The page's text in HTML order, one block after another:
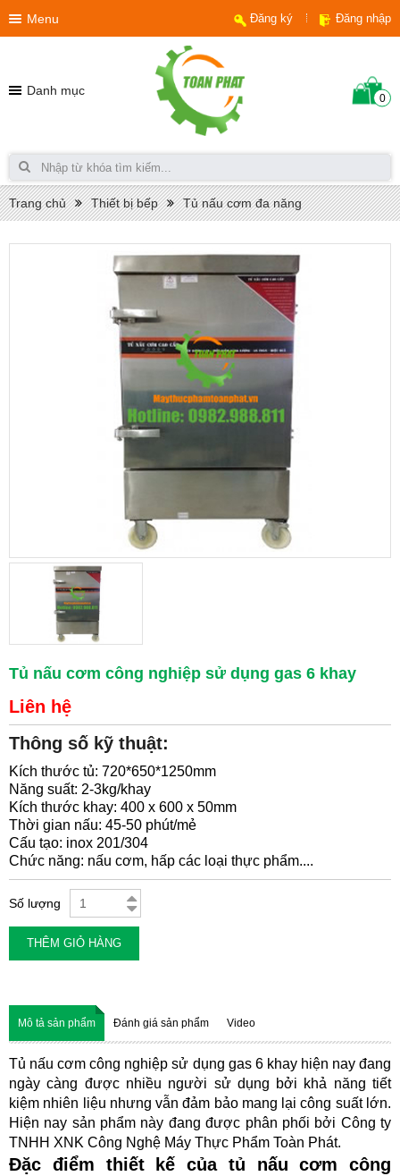
Menu Đăng ký Đăng nhập
Danh mục
0
Trang chủ Thiết bị bếp Tủ nấu cơm đa năng
Tủ nấu cơm công nghiệp sử dụng gas 6 khay
Liên hệ
Thông số kỹ thuật:
Kích thước tủ: 720*650*1250mm
Năng suất: 2-3kg/khay
Kích thước khay: 400 x 600 x 50mm
Thời gian nấu: 45-50 phút/mẻ
Cấu tạo: inox 201/304
Chức năng: nấu cơm, hấp các loại thực phẩm....
Số lượng
THÊM GIỎ HÀNG
Mô tả sản phẩm Đánh giá sản phẩm Video
Tủ nấu cơm công nghiệp sử dụng gas 6 khay hiện nay đang
ngày càng được nhiều người sử dụng bởi khả năng tiết
kiệm nhiên liệu nhưng vẫn đảm bảo mang lại công suất lớn.
Hiện nay sản phẩm này đang được phân phối bởi Công ty
TNHH XNK Công Nghệ Máy Thực Phẩm Toàn Phát.
Đặc điểm thiết kế của tủ nấu cơm công